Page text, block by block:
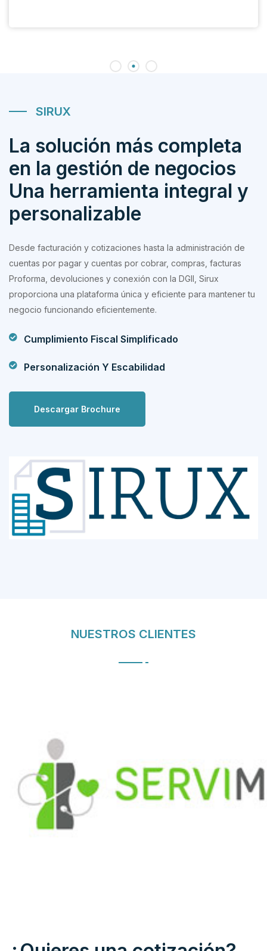
SIRUX
La solución más completa
en la gestión de negocios
Una herramienta integral y
personalizable
Desde facturación y cotizaciones hasta la administración de
cuentas por pagar y cuentas por cobrar, compras, facturas
Proforma, devoluciones y conexión con la DGII, Sirux
proporciona una plataforma única y eficiente para mantener tu
negocio funcionando eficientemente.
Cumplimiento Fiscal Simplificado
Personalización Y Escabilidad
Descargar Brochure
NUESTROS CLIENTES